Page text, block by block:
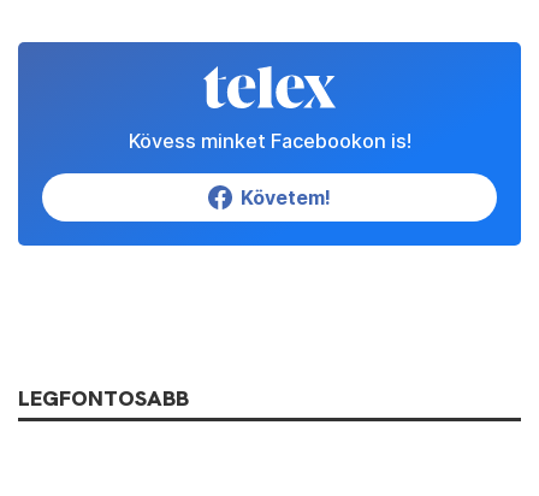
Kövess minket Facebookon is!
Követem!
LEGFONTOSABB